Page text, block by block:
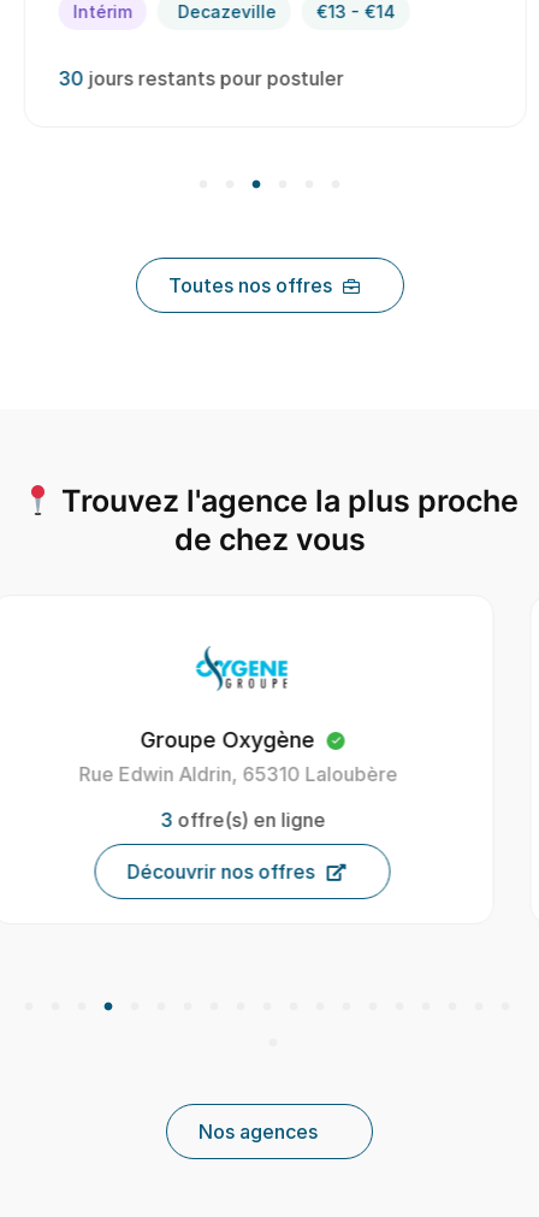
Intérim Decazeville €13 - €14
30 jours restants pour postuler
Toutes nos offres
Trouvez l'agence la plus proche
de chez vous
Oxygène Intérim Carcassonne
40 Av. Henri Gout, 11000 Carcassonne, France
9offre(s) en ligne
Découvrir nos offres
Nos agences